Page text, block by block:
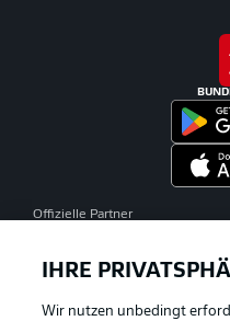
Offizielle Partner
IHRE
Wir nutzen unbedingt